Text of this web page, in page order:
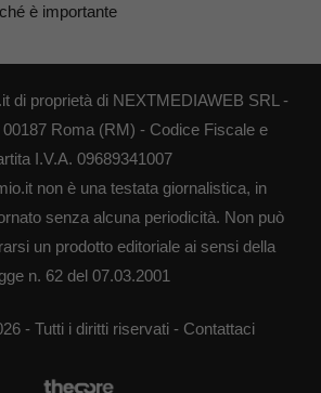
è importante
di proprietà di NEXTMEDIAWEB SRL -
Roma (RM) - Codice Fiscale e
I.V.A. 09689341007
non è una testata giornalistica, in
senza alcuna periodicità. Non può
un prodotto editoriale ai sensi della
n. 62 del 07.03.2001
- Tutti i diritti riservati - Contattaci